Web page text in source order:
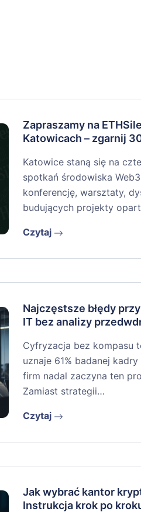
Zapraszamy na
Katowicach – zgarnij
Katowice staną się na
spotkań środowiska
konferencję, warsztaty,
budujących projekty
Czytaj
Najczęstsze błędy
IT bez analizy
Cyfryzacja bez kompasu
uznaje 61% badanej
firm nadal zaczyna ten
Zamiast strategii…
Czytaj
Jak wybrać kantor
Instrukcja krok po